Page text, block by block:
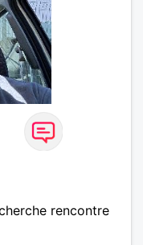
rencontre